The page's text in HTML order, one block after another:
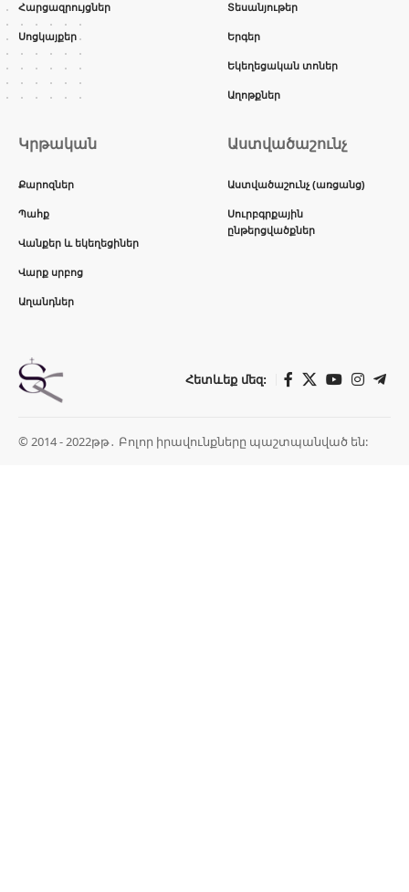
Հարցազրույցներ
Սոցկայքեր
Տեսանյութեր
Երգեր
Եկեղեցական տոներ
Աղոթքներ
Կրթական
Քարոզներ
Պահք
Վանքեր և եկեղեցիներ
Վարք սրբոց
Աղանդներ
Աստվածաշունչ
Աստվածաշունչ (առցանց)
Սուրբգրքային
ընթերցվածքներ
Հետևեք մեզ:
© 2014 - 2022թթ․ Բոլոր իրավունքները պաշտպանված են: